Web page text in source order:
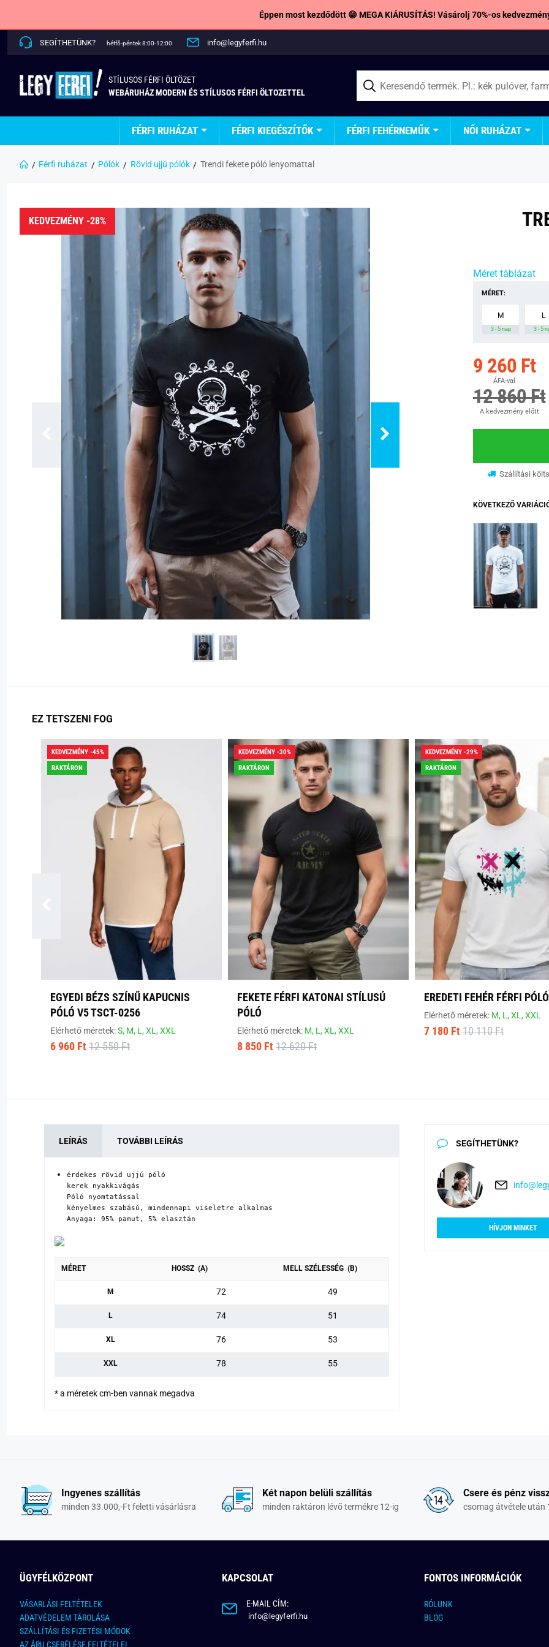
Éppen most kezdődött 😁 MEGA KIÁRUSÍTÁS! Vásárolj 70%-os
SEGÍTHETÜNK? hétfő-péntek 8:00-12:00 info@legyferfi.hu
STÍLUSOS FÉRFI ÖLTÖZET
WEBÁRUHÁZ MODERN ÉS STÍLUSOS FÉRFI ÖLTOZETTEL
FÉRFI RUHÁZAT FÉRFI KIEGÉSZÍTŐK FÉRFI FEHÉRNEMŰK NŐI RUHÁZAT
Férfi ruházat Pólók Rövid ujjú pólók Trendi fekete póló lenyomattal
KEDVEZMÉNY -28%
Méret táblázat
MÉRET:
M
3 - 5 nap
L
3 - 5
9 260 Ft
ÁFA-val
12 860 Ft
A kedvezmény előtt
Szállítási
KÖVETKEZŐ
EZ TETSZENI FOG
KEDVEZMÉNY -45%
RAKTÁRON
EGYEDI BÉZS SZÍNŰ KAPUCNIS
PÓLÓ V5 TSCT-0256
Elérhető méretek:S, M, L,XL,XXL
6 960 Ft 12 550 Ft
KEDVEZMÉNY -30%
RAKTÁRON
FEKETE FÉRFI KATONAI STÍLUSÚ
PÓLÓ
Elérhető méretek: M, L,XL,XXL
8 850 Ft 12 620 Ft
KEDVEZMÉNY -29%
RAKTÁRON
EREDETI FEHÉR FÉRFI PÓLÓ
Elérhető méretek: M, L,XL,XXL
7 180 Ft 10 110 Ft
LEÍRÁS TOVÁBBI LEÍRÁS
érdekes rövid ujjú póló
kerek nyakkivágás
Póló nyomtatással
kényelmes szabású, mindennapi viseletre alkalmas
Anyaga: 95% pamut, 5% elasztán
MÉRET HOSSZ (A) MELL SZÉLESSÉG (B)
M 72 49
L 74 51
XL 76 53
XXL 78 55
* a méretek cm-ben vannak megadva
SEGÍTHETÜNK?
HÍVJON MINKET
Ingyenes szállítás
minden 33.000,-Ft feletti vásárlásra
Két napon belüli szállítás
minden raktáron lévő termékre 12-ig
Csere és pénz
csomag átvétele után
ÜGYFÉLKÖZPONT
VÁSARLÁSI FELTÉTELEK
ADATVÉDELEM TÁROLÁSA
SZÁLLÍTÁSI ÉS FIZETÉSI MÓDOK
AZ ÁRU CSERÉLÉSE FELTÉTELEI
KAPCSOLAT
E-MAIL CÍM:
info@legyferfi.hu
FONTOS INFORMÁCIÓK
RÓLUNK
BLOG